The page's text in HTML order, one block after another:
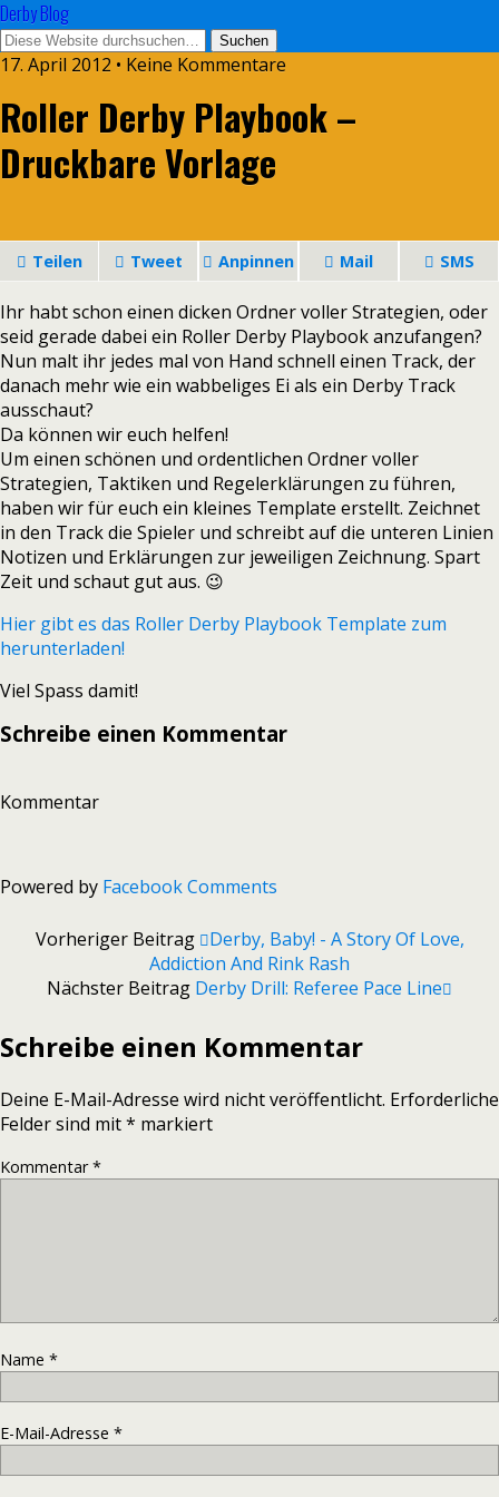
Derby Blog
17. April 2012 • Keine Kommentare
Roller Derby Playbook –
Druckbare Vorlage
Teilen Tweet Anpinnen Mail SMS
Ihr habt schon einen dicken Ordner voller Strategien, oder
seid gerade dabei ein Roller Derby Playbook anzufangen?
Nun malt ihr jedes mal von Hand schnell einen Track, der
danach mehr wie ein wabbeliges Ei als ein Derby Track
ausschaut?
Da können wir euch helfen!
Um einen schönen und ordentlichen Ordner voller
Strategien, Taktiken und Regelerklärungen zu führen,
haben wir für euch ein kleines Template erstellt. Zeichnet
in den Track die Spieler und schreibt auf die unteren Linien
Notizen und Erklärungen zur jeweiligen Zeichnung. Spart
Zeit und schaut gut aus. 😉
Hier gibt es das Roller Derby Playbook Template zum
herunterladen!
Viel Spass damit!
Schreibe einen Kommentar
Kommentar
Powered by Facebook Comments
Vorheriger Beitrag
Derby, Baby! - A Story Of Love,
Addiction And Rink Rash
Nächster Beitrag Derby Drill: Referee Pace Line
Schreibe einen Kommentar
Deine E-Mail-Adresse wird nicht veröffentlicht. Erforderliche
Felder sind mit* markiert
Kommentar*
Name *
E-Mail-Adresse *